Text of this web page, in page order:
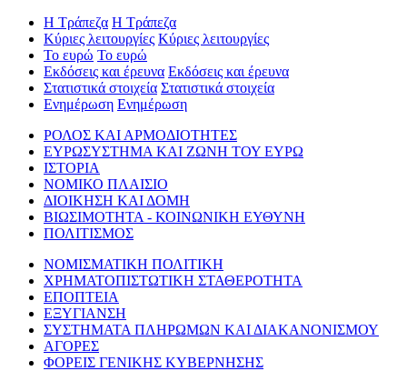
Η Τράπεζα Η Τράπεζα
Κύριες λειτουργίες Κύριες λειτουργίες
Το ευρώ Το ευρώ
Εκδόσεις και έρευνα Εκδόσεις και έρευνα
Στατιστικά στοιχεία Στατιστικά στοιχεία
Ενημέρωση Ενημέρωση
ΡΟΛΟΣ ΚΑΙ ΑΡΜΟΔΙΟΤΗΤΕΣ
ΕΥΡΩΣΥΣΤΗΜΑ ΚΑΙ ΖΩΝΗ ΤΟΥ ΕΥΡΩ
ΙΣΤΟΡΙΑ
ΝΟΜΙΚΟ ΠΛΑΙΣΙΟ
ΔΙΟΙΚΗΣΗ ΚΑΙ ΔΟΜΗ
ΒΙΩΣΙΜΟΤΗΤΑ - ΚΟΙΝΩΝΙΚΗ ΕΥΘΥΝΗ
ΠΟΛΙΤΙΣΜΟΣ
ΝΟΜΙΣΜΑΤΙΚΗ ΠΟΛΙΤΙΚΗ
ΧΡΗΜΑΤΟΠΙΣΤΩΤΙΚΗ ΣΤΑΘΕΡΟΤΗΤΑ
ΕΠΟΠΤΕΙΑ
ΕΞΥΓΙΑΝΣΗ
ΣΥΣΤΗΜΑΤΑ ΠΛΗΡΩΜΩΝ ΚΑΙ ΔΙΑΚΑΝΟΝΙΣΜΟΥ
ΑΓΟΡΕΣ
ΦΟΡΕΙΣ ΓΕΝΙΚΗΣ ΚΥΒΕΡΝΗΣΗΣ